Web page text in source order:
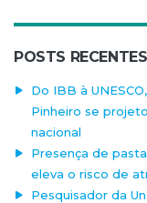
POSTS RECENTES
Do IBB à
Pinheiro se
nacional
Presença de
eleva o risco de
Pesquisador da